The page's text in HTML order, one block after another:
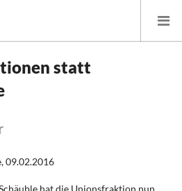
und Finanzpolitik
statt
09.02.2016
hat die Unionsfraktion nun